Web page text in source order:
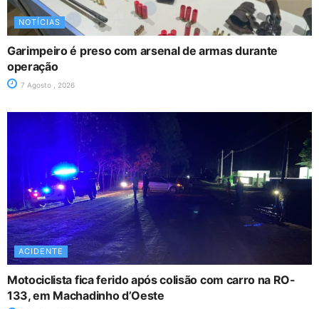
NOTÍCIAS
Garimpeiro é preso com arsenal de armas durante
operação
7 Agosto , 2026
ACIDENTE
Motociclista fica ferido após colisão com carro na RO-
133, em Machadinho d’Oeste